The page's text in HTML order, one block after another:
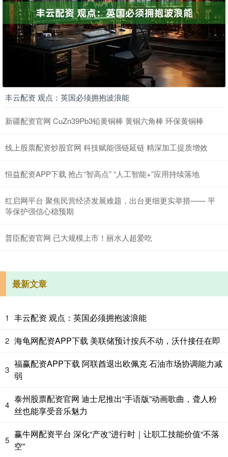
丰云配资 观点：英国必须拥抱波浪能
新疆配资官网 CuZn39Pb3铅黄铜棒 黄铜六角棒 环保黄铜棒
线上股票配资炒股官网 科技赋能强链延链 精深加工提质增效
恒益配资APP下载 抢占“智高点” “人工智能+”应用持续落地
红启网平台 聚焦民营经济发展难题，出台更细更实举措—— 平
等保护强信心稳预期
普臣配资官网 已大规模上市！丽水人超爱吃
最新文章
1 丰云配资 观点：英国必须拥抱波浪能
2 海龟网配资APP下载 美联储预计按兵不动，沃什接任在即
3
福赢配资APP下载 阿联酋退出欧佩克 石油市场协调能力减
弱
4
泰州股票配资官网 迪士尼推出“手语版”动画歌曲，聋人粉
丝也能享受音乐魅力
5
赢牛网配资平台 深化“产改”进行时｜让职工技能价值“不落
空”